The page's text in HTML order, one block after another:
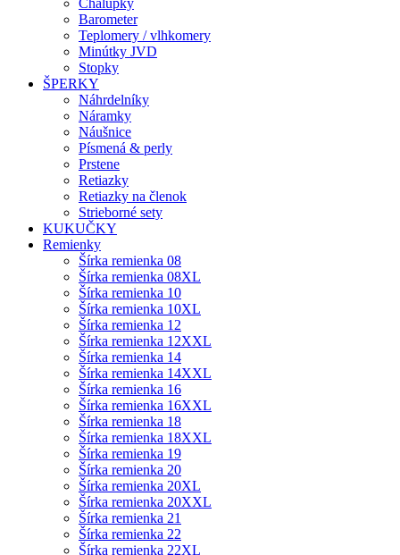
Chalúpky
Barometer
Teplomery / vlhkomery
Minútky JVD
Stopky
ŠPERKY
Náhrdelníky
Náramky
Náušnice
Písmená & perly
Prstene
Retiazky
Retiazky na členok
Strieborné sety
KUKUČKY
Remienky
Šírka remienka 08
Šírka remienka 08XL
Šírka remienka 10
Šírka remienka 10XL
Šírka remienka 12
Šírka remienka 12XXL
Šírka remienka 14
Šírka remienka 14XXL
Šírka remienka 16
Šírka remienka 16XXL
Šírka remienka 18
Šírka remienka 18XXL
Šírka remienka 19
Šírka remienka 20
Šírka remienka 20XL
Šírka remienka 20XXL
Šírka remienka 21
Šírka remienka 22
Šírka remienka 22XL